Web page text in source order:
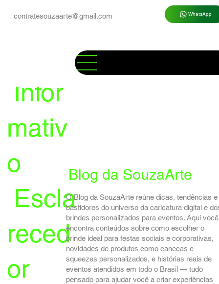
contratesouzaarte@gmail.com WhatsApp
Infor
mativ
o
Escla
reced
or
Blog da SouzaArte
O Blog da SouzaArte reúne dicas, tendências e
bastidores do universo da caricatura digital e
brindes personalizados para eventos. Aqui você
encontra conteúdos sobre como escolher o
brinde ideal para festas sociais e corporativas,
novidades de produtos como canecas e
squeezes personalizados, e histórias reais de
eventos atendidos em todo o Brasil — tudo
pensado para ajudar você a criar experiências